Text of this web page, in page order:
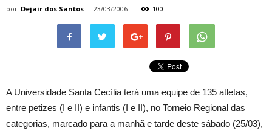
por Dejair dos Santos - 23/03/2006 100
A Universidade Santa Cecília terá uma equipe de 135 atletas,
entre petizes (I e II) e infantis (I e II), no Torneio Regional das
categorias, marcado para a manhã e tarde deste sábado (25/03),